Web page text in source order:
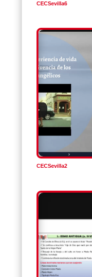
CECSevilla6
CECSevilla2